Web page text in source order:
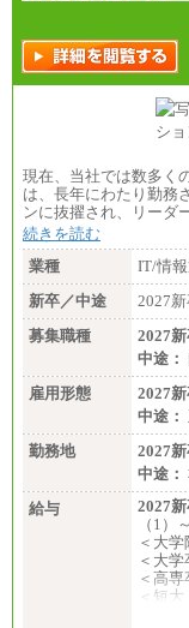
中途：
全職
月給制
す）
・ご
ます。
・試
現在、当社では数多く
は、長年にわたり勤務
ンに抜擢され、リーダ
続きを読む
業種
IT/情
新卒／中途
2027
募集職種
2027新
中途：
雇用形態
2027新
中途：
勤務地
2027新
中途：
給与
2027新
（1）
＜大
＜大
＜高
＜短